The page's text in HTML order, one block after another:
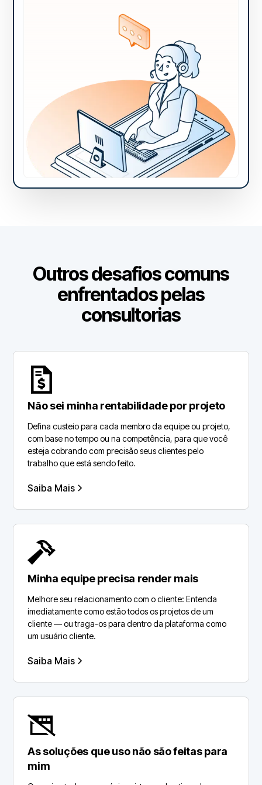
Outros desafios comuns
enfrentados pelas
consultorias
Não sei minha rentabilidade por projeto
Defina custeio para cada membro da equipe ou projeto,
com base no tempo ou na competência, para que você
esteja cobrando com precisão seus clientes pelo
trabalho que está sendo feito.
Saiba Mais
Minha equipe precisa render mais
Melhore seu relacionamento com o cliente: Entenda
imediatamente como estão todos os projetos de um
cliente — ou traga-os para dentro da plataforma como
um usuário cliente.
Saiba Mais
As soluções que uso não são feitas para
mim